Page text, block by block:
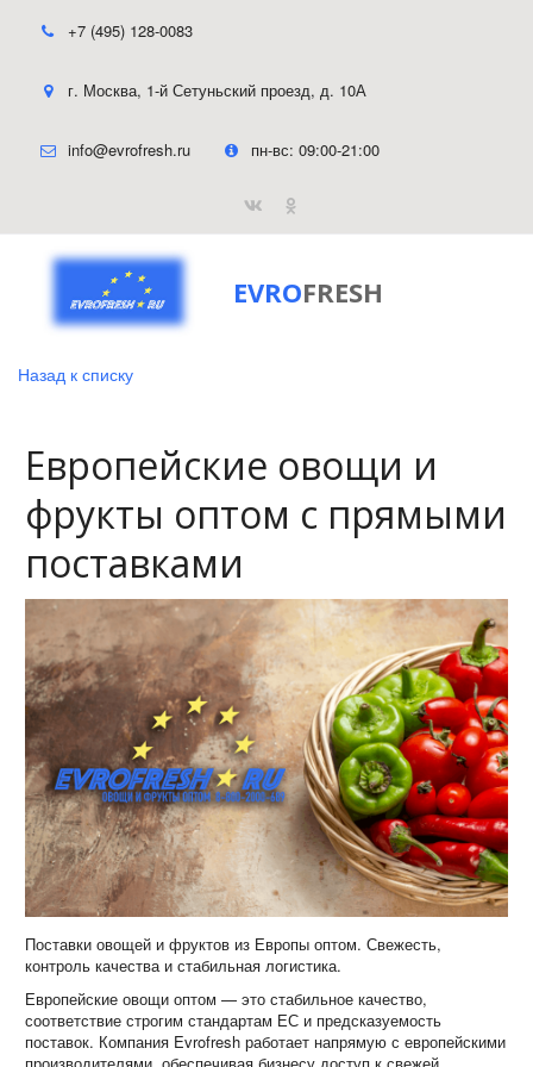
+7 (495) 128-0083
г. Москва, 1-й Сетуньский проезд, д. 10А
info@evrofresh.ru пн-вс: 09:00-21:00
EVROFRESH
Назад к списку
Европейские овощи и
фрукты оптом с прямыми
поставками
Поставки овощей и фруктов из Европы оптом. Свежесть,
контроль качества и стабильная логистика.
Европейские овощи оптом — это стабильное качество,
соответствие строгим стандартам ЕС и предсказуемость
поставок. Компания Evrofresh работает напрямую с европейскими